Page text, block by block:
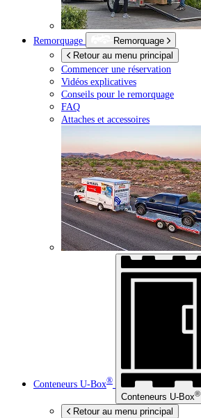
Remorquage
Remorquage
Retour au menu principal
Commencer une réservation
Vidéos explicatives
Conseils pour le remorquage
FAQ
Attaches et accessoires
Conteneurs U-Box®
Conteneurs U-Box®
Retour au menu principal